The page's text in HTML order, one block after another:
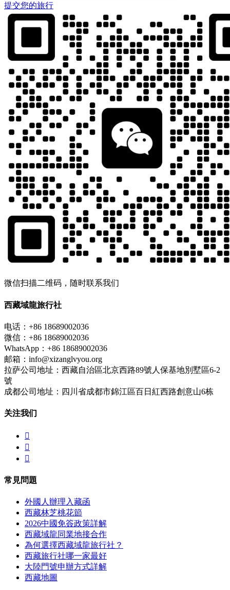
提交您的旅行
微信扫描二维码，随时联系我们
西藏域龍旅行社
电话：+86 18689002036
微信：+86 18689002036
WhatsApp：+86 18689002036
邮箱：info@xizanglvyou.org
拉萨公司地址：西藏自治區北京西路89號人保基地別墅區6-2
號
成都公司地址：四川省成都市錦江區百日紅西路創意山6栋
关注我们



常見問題
外國人辦理入藏函
西藏林芝桃花節
2026中國免簽政策詳解
西藏域龍同業地接合作
為何選擇西藏域龍旅行社？
西藏旅行社哪一家最好
大陸門號申辦方式詳解
西藏地圖